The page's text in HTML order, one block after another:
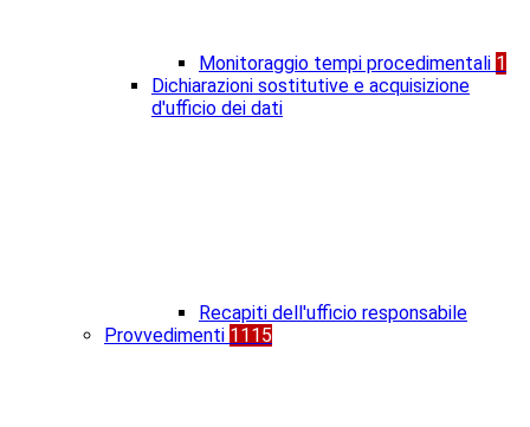
Monitoraggio tempi procedimentali 1
Dichiarazioni sostitutive e acquisizione
d'ufficio dei dati
Recapiti dell'ufficio responsabile
Provvedimenti 1115